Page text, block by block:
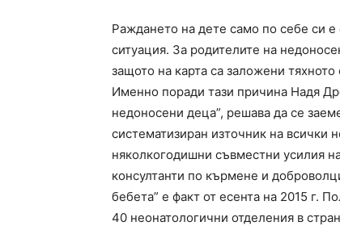
Раждането на дете само по себе си е
ситуация. За родителите на
защото на карта са заложени
Именно поради тази причина Надя
недоносени деца”, решава да се
систематизиран източник на всички
няколкогодишни съвместни усилия
консултанти по кърмене и
бебета” е факт от есента на 2015 г.
40 неонатологични отделения в